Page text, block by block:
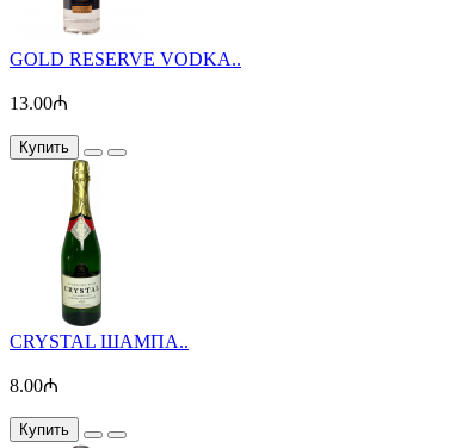
GOLD RESERVE VODKA..
13.00₼
Купить
CRYSTAL ШАМПА..
8.00₼
Купить